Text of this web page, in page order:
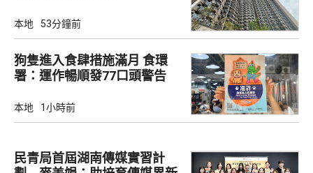
本地 53分鐘前
狗隻進入食肆措施滿月 食環
署：運作暢順發77口頭警告
本地 1小時前
民青局首屆湖南傳媒實習計